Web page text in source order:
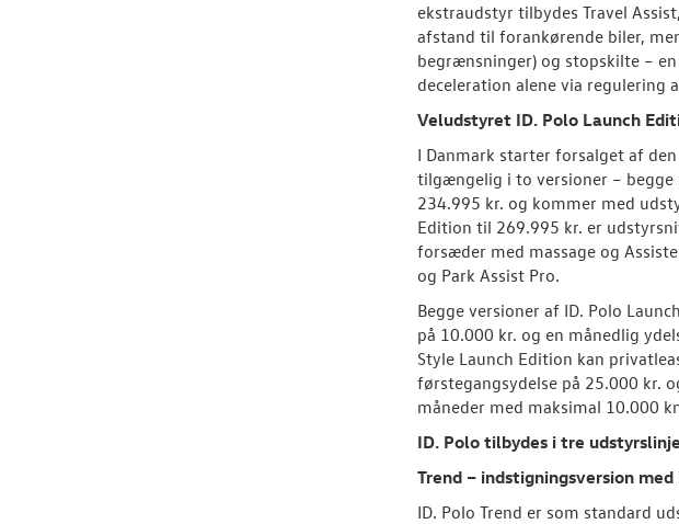
ekstraudstyr tilbydes Travel
afstand til forankørende biler,
begrænsninger) og stopskilte –
deceleration alene via regulering
Veludstyret ID. Polo Launch
I Danmark starter forsalget af
tilgængelig i to versioner –
234.995 kr. og kommer med
Edition til 269.995 kr. er
forsæder med massage og
og Park Assist Pro.
Begge versioner af ID. Polo
på 10.000 kr. og en månedlig
Style Launch Edition kan
førstegangsydelse på 25.000 kr.
måneder med maksimal 10.000
ID. Polo tilbydes i tre
Trend – indstigningsversion
ID. Polo Trend er som standard